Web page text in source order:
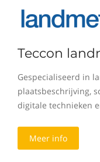
Teccon
Gespecialiseerd in
plaatsbeschrijving,
digitale technieken
Meer info